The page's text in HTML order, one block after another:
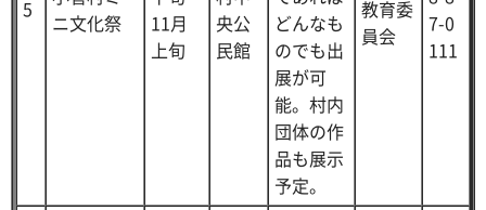
5
ニ文化祭
11月
上旬
央公
民館
どんなも
のでも出
展が可
能。村内
団体の作
品も展示
予定。
教育委
員会
7-0
111